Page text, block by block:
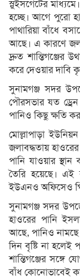
স্লুইসগেটের
হচ্ছে। আগে পুরো
পাথারিয়া বাঁধে
আছে। এ কারণে
দ্রুত শান্তিগঞ্জের
করে দেওয়ার দাবি
সুনামগঞ্জ সদর
পৌরসভার যত
পানিও কিছু ক্ষতি
মোল্লাপাড়া
জলাবদ্ধতায় হাওরের
পানি যাওয়ার
তৈরি হয়েছে। এই
ইউএনও অফিসেও
সুনামগঞ্জ সদর
হাওরের পানি
আছে, পানিও
দিন বৃষ্টি না হলেই
শান্তিগঞ্জের সঙ্গে
বাঁধ কোনোভাবেই